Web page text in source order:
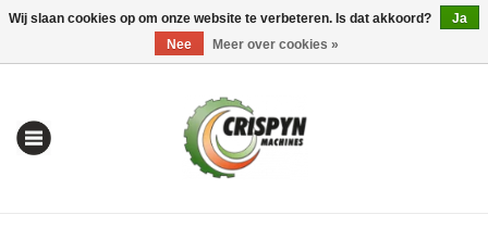
0 Artikelen - €0,00 Mijn account / Registreren
Wij slaan cookies op om onze website te verbeteren. Is dat akkoord?
Ja
Nee
Meer over cookies »